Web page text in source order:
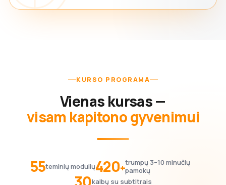
KURSO PROGRAMA
Vienas kursas —
visam kapitono gyvenimui
55teminių modulių420+trumpų 3–10 minučių
pamokų
kalbų su subtitrais